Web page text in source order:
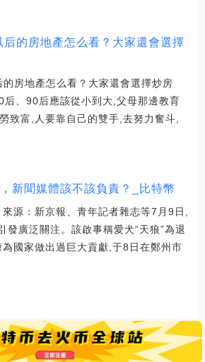
的房地產怎么看？大家還會選擇
房地產怎么看？大家還會選擇炒房
后、90后應該從小到大,父母那邊教育
致富,人要靠自己的雙手,去努力奮斗,
新聞媒體該不該負責？_比特幣
源：新京報、青年記者雜志等7月9日,
發廣泛關注。該啟事稱愛犬“天狼”為退
國家做出過巨大貢獻,于8日在鄭州市